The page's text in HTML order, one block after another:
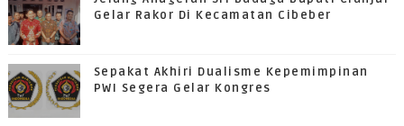
Gelar Rakor Di Kecamatan Cibeber
Sepakat Akhiri Dualisme Kepemimpinan
PWI Segera Gelar Kongres